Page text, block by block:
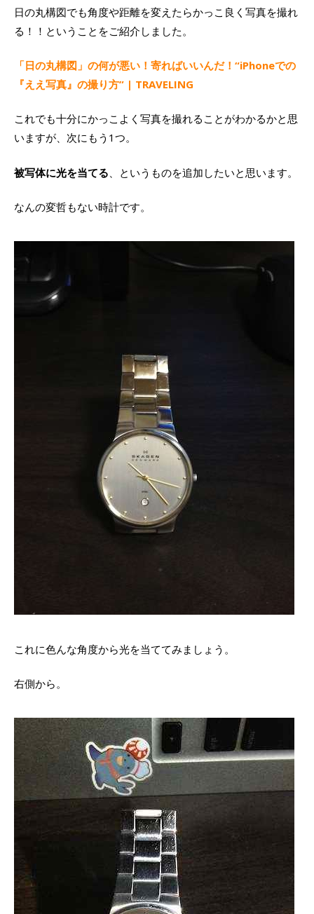
日の丸構図でも角度や距離を変えたらかっこ良く写真を撮れ
る！！ということをご紹介しました。
「日の丸構図」の何が悪い！寄ればいいんだ！“iPhoneでの
『ええ写真』の撮り方” | TRAVELING
これでも十分にかっこよく写真を撮れることがわかるかと思
いますが、次にもう1つ。
被写体に光を当てる 、というものを追加したいと思います。
なんの変哲もない時計です。
これに色んな角度から光を当ててみましょう。
右側から。